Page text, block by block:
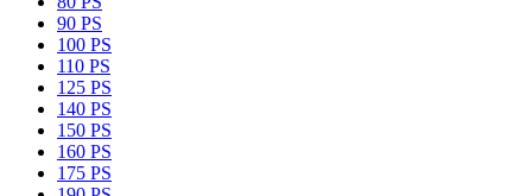
90 PS
100 PS
110 PS
125 PS
140 PS
150 PS
160 PS
175 PS